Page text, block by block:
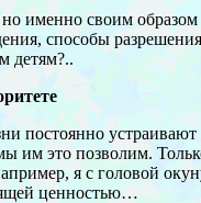
именно своим
способы
детям?..
постоянно устраивают
им это позволим.
я с головой
ценностью…